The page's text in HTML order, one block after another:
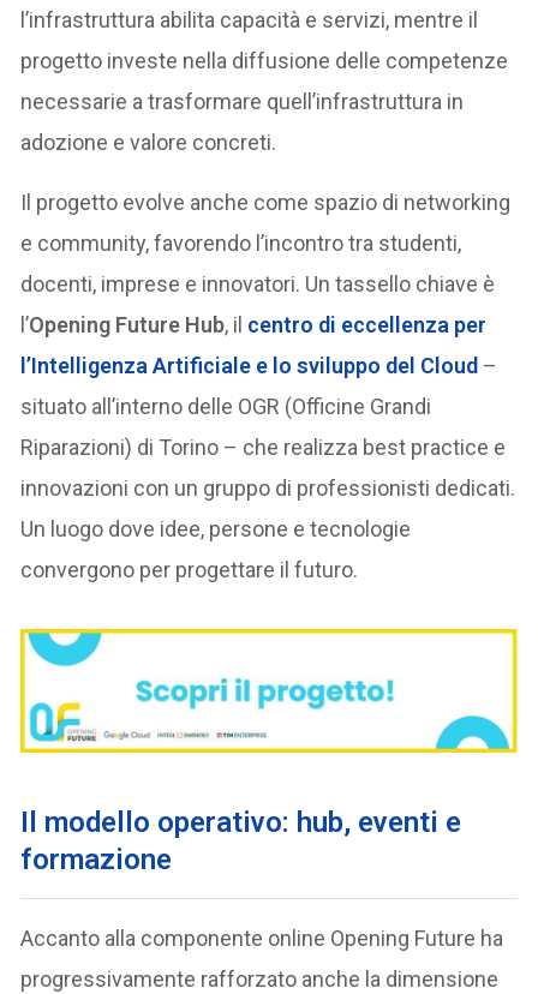
l’infrastruttura abilita capacità e servizi, mentre il
progetto investe nella diffusione delle competenze
necessarie a trasformare quell’infrastruttura in
adozione e valore concreti.
Il progetto evolve anche come spazio di networking
e community, favorendo l’incontro tra studenti,
docenti, imprese e innovatori. Un tassello chiave è
l’Opening Future Hub, il centro di eccellenza per
l’Intelligenza Artificiale e lo sviluppo del Cloud –
situato all’interno delle OGR (Officine Grandi
Riparazioni) di Torino – che realizza best practice e
innovazioni con un gruppo di professionisti dedicati.
Un luogo dove idee, persone e tecnologie
convergono per progettare il futuro.
I l modello operativo: hub, eventi e
formazione
Accanto alla componente online Opening Future ha
progressivamente rafforzato anche la dimensione